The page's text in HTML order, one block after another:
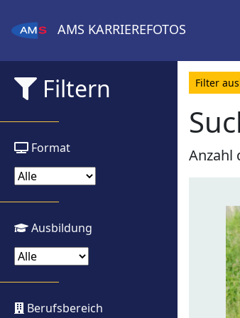
AMS KARRIEREFOTOS
Filtern
Format
Ausbildung
Berufsbereich
Filter aus
Anzahl